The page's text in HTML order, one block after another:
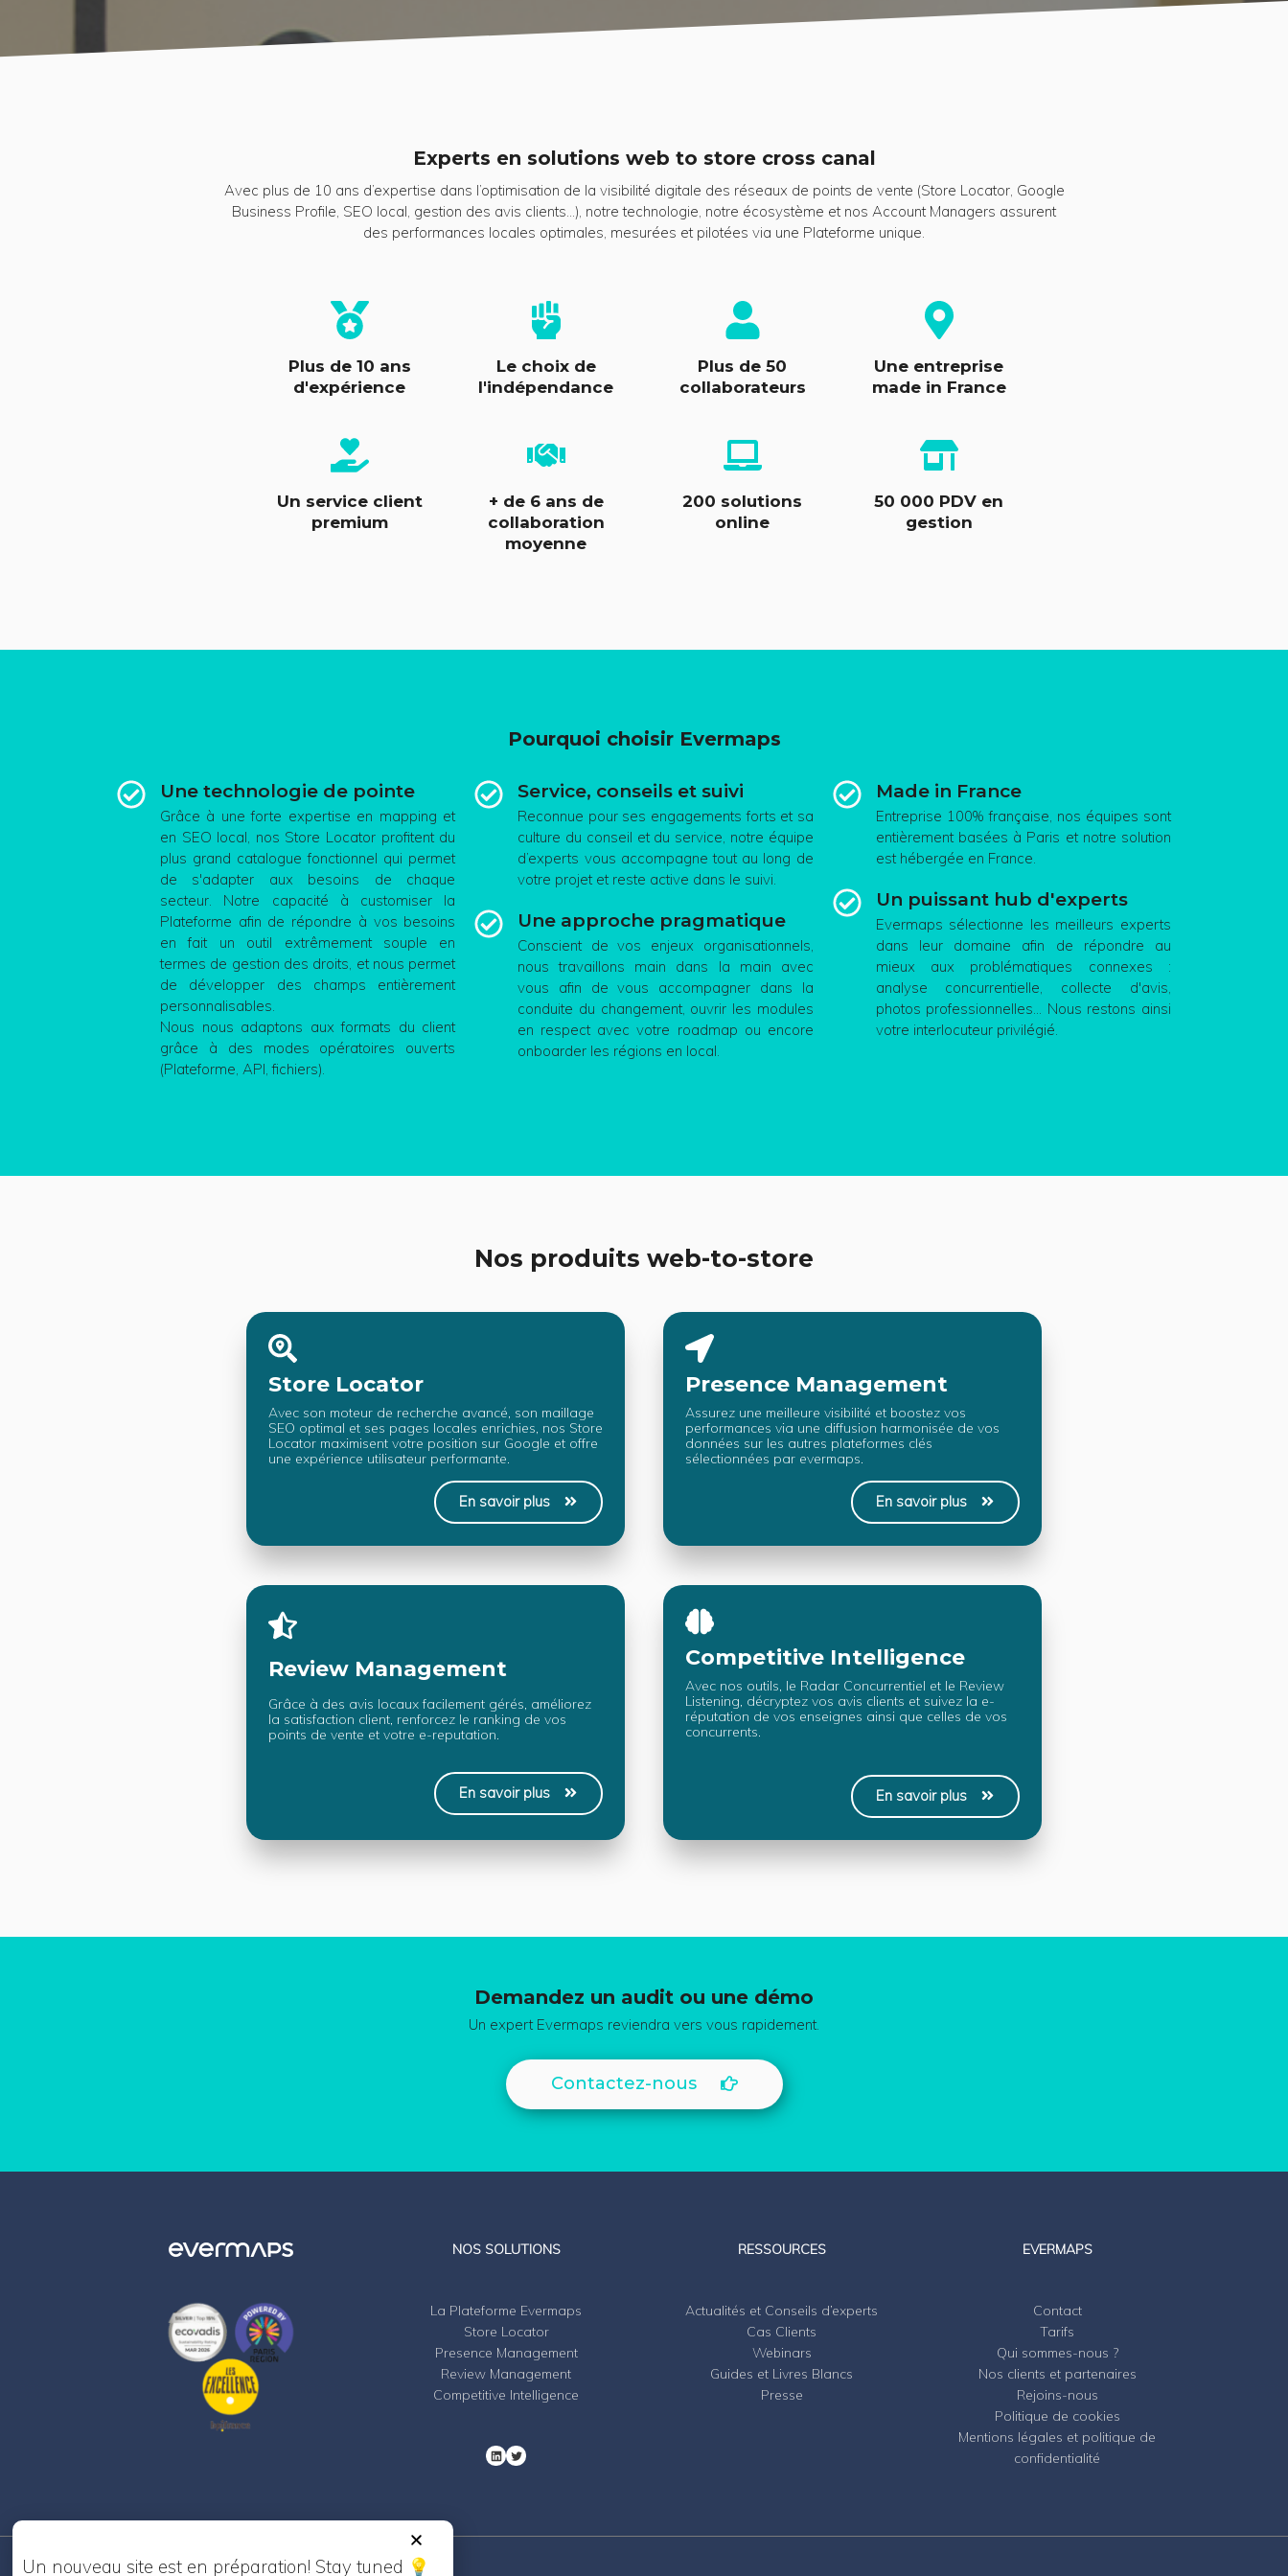
Experts en solutions web to store cross canal
Avec plus de 10 ans d’expertise dans l’optimisation de la visibilité digitale des réseaux de points de vente (Store Locator, Google
Business Profile, SEO local, gestion des avis clients…), notre technologie, notre écosystème et nos Account Managers assurent
des performances locales optimales, mesurées et pilotées via une Plateforme unique.
Plus de 10 ans
d'expérience
Le choix de
l'indépendance
Plus de 50
collaborateurs
Une entreprise
made in France
Un service client
premium
+ de 6 ans de
collaboration
moyenne
200 solutions
online
50 000 PDV en
gestion
Pourquoi choisir Evermaps
Une technologie de pointe
Grâce à une forte expertise en mapping et
en SEO local, nos Store Locator profitent du
plus grand catalogue fonctionnel qui permet
de s'adapter aux besoins de chaque
secteur. Notre capacité à customiser la
Plateforme afin de répondre à vos besoins
en fait un outil extrêmement souple en
termes de gestion des droits, et nous permet
de développer des champs entièrement
personnalisables.
Nous nous adaptons aux formats du client
grâce à des modes opératoires ouverts
(Plateforme, API, fichiers).
Service, conseils et suivi
Reconnue pour ses engagements forts et sa
culture du conseil et du service, notre équipe
d’experts vous accompagne tout au long de
votre projet et reste active dans le suivi.
Une approche pragmatique
Conscient de vos enjeux organisationnels,
nous travaillons main dans la main avec
vous afin de vous accompagner dans la
conduite du changement, ouvrir les modules
en respect avec votre roadmap ou encore
onboarder les régions en local.
Made in France
Entreprise 100% française, nos équipes sont
entièrement basées à Paris et notre solution
est hébergée en France.
Un puissant hub d'experts
Evermaps sélectionne les meilleurs experts
dans leur domaine afin de répondre au
mieux aux problématiques connexes :
analyse concurrentielle, collecte d'avis,
photos professionnelles... Nous restons ainsi
votre interlocuteur privilégié.
Nos produits web-to-store
Store Locator
Avec son moteur de recherche avancé, son maillage
SEO optimal et ses pages locales enrichies, nos Store
Locator maximisent votre position sur Google et offre
une expérience utilisateur performante.
En savoir plus
Presence Management
Assurez une meilleure visibilité et boostez vos
performances via une diffusion harmonisée de vos
données sur les autres plateformes clés
sélectionnées par evermaps.
En savoir plus
Review Management
Grâce à des avis locaux facilement gérés, améliorez
la satisfaction client, renforcez le ranking de vos
points de vente et votre e-reputation.
En savoir plus
Competitive Intelligence
Avec nos outils, le Radar Concurrentiel et le Review
Listening, décryptez vos avis clients et suivez la e-
réputation de vos enseignes ainsi que celles de vos
concurrents.
En savoir plus
Demandez un audit ou une démo
Un expert Evermaps reviendra vers vous rapidement.
Contactez-nous
NOS SOLUTIONS
La Plateforme Evermaps
Store Locator
Presence Management
Review Management
Competitive Intelligence
RESSOURCES
Actualités et Conseils d’experts
Cas Clients
Webinars
Guides et Livres Blancs
Presse
EVERMAPS
Contact
Tarifs
Qui sommes-nous ?
Nos clients et partenaires
Rejoins-nous
Politique de cookies
Mentions légales et politique de
confidentialité
Un nouveau site est en préparation! Stay tuned